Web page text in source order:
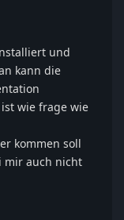
und
kann die
wie frage wie
kommen soll
mir auch nicht